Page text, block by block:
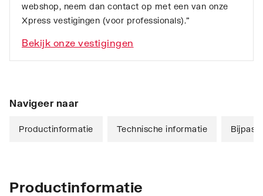
webshop, neem dan contact op met een van onze
Xpress vestigingen (voor professionals).”
Bekijk onze vestigingen
Navigeer naar
Productinformatie Technische informatie
Productinformatie